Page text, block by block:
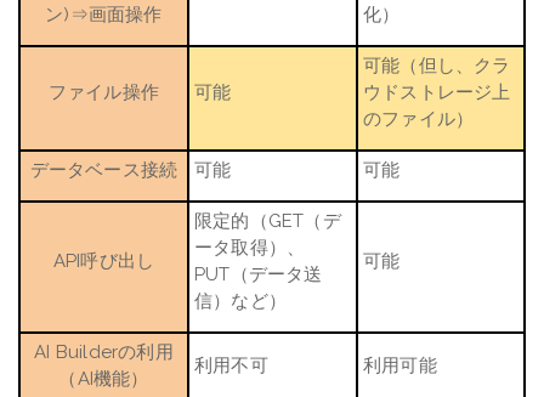
ン)⇒画面操作
化）
ファイル操作 可能
可能（但し、クラ
ウドストレージ上
のファイル）
データベース接続 可能 可能
API呼び出し
限定的 （GET （デ
ータ取得）、
PUT （データ送
信）など）
可能
AI Builderの利用
（AI機能）
利用不可 利用可能